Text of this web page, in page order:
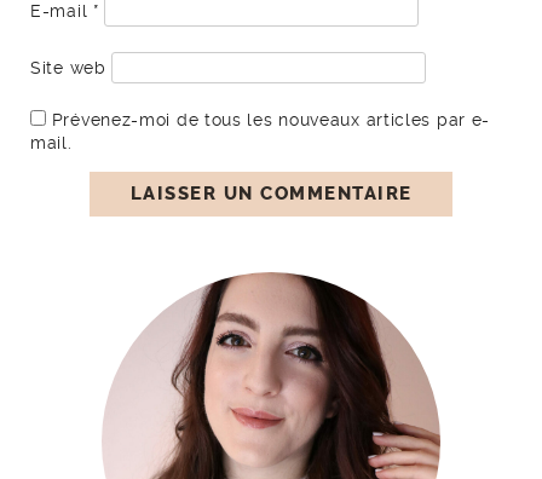
E-mail *
Site web
Prévenez-moi de tous les nouveaux articles par e-
mail.